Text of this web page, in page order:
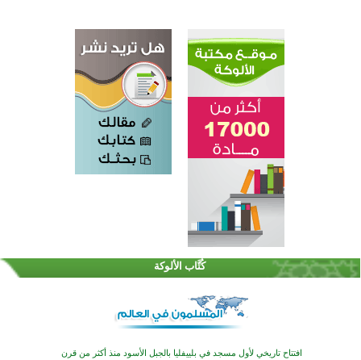
كُتَّاب الألوكة
اختتام الدورة التاسعة لمسابقة حفظ وتلاوة القرآن الكريم في أزناكاييف
تيسليتش تختتم برنامجا تعليميا لتعزيز القيم وبناء الشخصية للشباب المسلمين
اختتام منافسات قرآنية متميزة في بنغلاديش بمشاركة 3000 متسابق